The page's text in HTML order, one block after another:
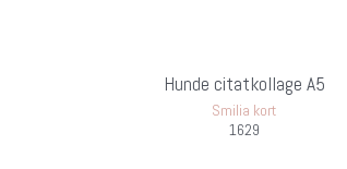
Hunde citatkollage A5
Smilia kort
1629